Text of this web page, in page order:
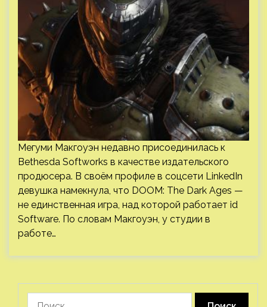
Мегуми Макгоуэн недавно присоединилась к
Bethesda Softworks в качестве издательского
продюсера. В своём профиле в соцсети LinkedIn
девушка намекнула, что DOOM: The Dark Ages —
не единственная игра, над которой работает id
Software. По словам Макгоуэн, у студии в
работе…